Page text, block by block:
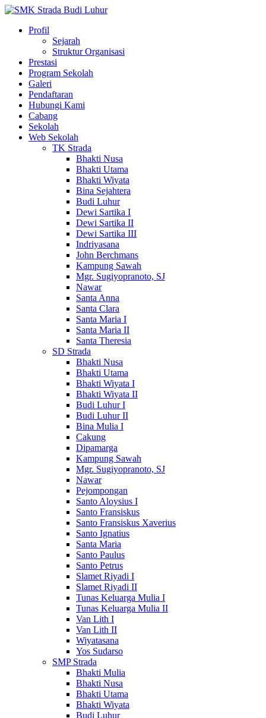
Profil
Sejarah
Struktur Organisasi
Prestasi
Program Sekolah
Galeri
Pendaftaran
Hubungi Kami
Cabang
Sekolah
Web Sekolah
TK Strada
Bhakti Nusa
Bhakti Utama
Bhakti Wiyata
Bina Sejahtera
Budi Luhur
Dewi Sartika I
Dewi Sartika II
Dewi Sartika III
Indriyasana
John Berchmans
Kampung Sawah
Mgr. Sugiyopranoto, SJ
Nawar
Santa Anna
Santa Clara
Santa Maria I
Santa Maria II
Santa Theresia
SD Strada
Bhakti Nusa
Bhakti Utama
Bhakti Wiyata I
Bhakti Wiyata II
Budi Luhur I
Budi Luhur II
Bina Mulia I
Cakung
Dipamarga
Kampung Sawah
Mgr. Sugiyopranoto, SJ
Nawar
Pejompongan
Santo Aloysius I
Santo Fransiskus
Santo Fransiskus Xaverius
Santo Ignatius
Santa Maria
Santo Paulus
Santo Petrus
Slamet Riyadi I
Slamet Riyadi II
Tunas Keluarga Mulia I
Tunas Keluarga Mulia II
Van Lith I
Van Lith II
Wiyatasana
Yos Sudarso
SMP Strada
Bhakti Mulia
Bhakti Nusa
Bhakti Utama
Bhakti Wiyata
Budi Luhur